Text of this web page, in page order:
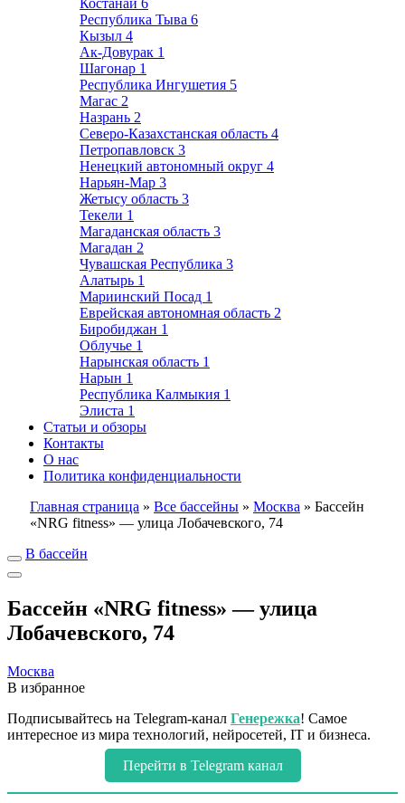
Костанай 6
Республика Тыва 6
Кызыл 4
Ак-Довурак 1
Шагонар 1
Республика Ингушетия 5
Магас 2
Назрань 2
Северо-Казахстанская область 4
Петропавловск 3
Ненецкий автономный округ 4
Нарьян-Мар 3
Жетысу область 3
Текели 1
Магаданская область 3
Магадан 2
Чувашская Республика 3
Алатырь 1
Мариинский Посад 1
Еврейская автономная область 2
Биробиджан 1
Облучье 1
Нарынская область 1
Нарын 1
Республика Калмыкия 1
Элиста 1
Статьи и обзоры
Контакты
О нас
Политика конфиденциальности
Главная страница » Все бассейны » Москва » Бассейн
«NRG fitness» — улица Лобачевского, 74
В бассейн
Бассейн «NRG fitness» — улица
Лобачевского, 74
Москва
В избранное
Подписывайтесь на Telegram-канал Генережка! Самое
интересное из мира технологий, нейросетей, IT и бизнеса.
Перейти в Telegram канал